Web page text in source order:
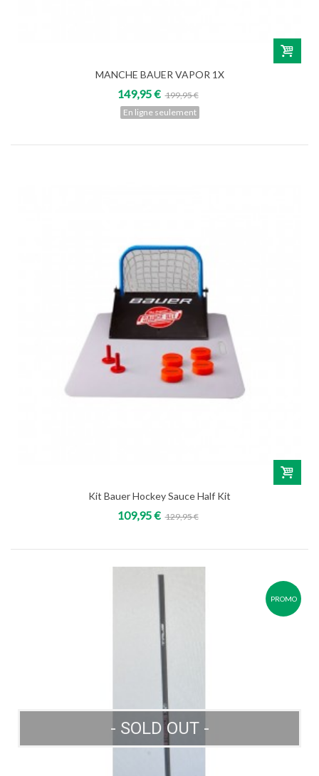
MANCHE BAUER VAPOR 1X
149,95 € 199,95 €
En ligne seulement
Kit Bauer Hockey Sauce Half Kit
109,95 € 129,95 €
PROMO
- SOLD OUT -